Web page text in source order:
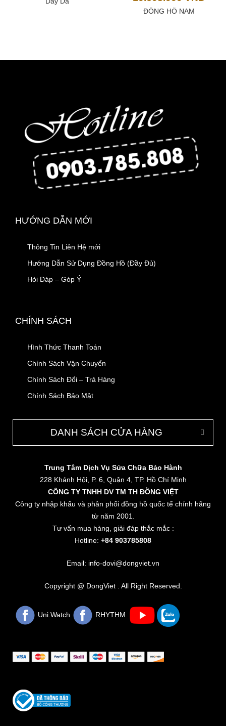
ĐỒNG HỒ NAM
HƯỚNG DẪN MỚI
Thông Tin Liên Hệ mới
Hướng Dẫn Sử Dụng Đồng Hồ (Đầy Đủ)
Hỏi Đáp – Góp Ý
CHÍNH SÁCH
Hình Thức Thanh Toán
Chính Sách Vận Chuyển
Chính Sách Đổi – Trả Hàng
Chính Sách Bảo Mật
DANH SÁCH CỬA HÀNG
Trung Tâm Dịch Vụ Sửa Chữa Bảo Hành
228 Khánh Hội, P. 6, Quận 4, TP. Hồ Chí Minh
CÔNG TY TNHH DV TM TH ĐỒNG VIỆT
Công ty nhập khẩu và phân phối đồng hồ quốc tế chính hãng
từ năm 2001.
Tư vấn mua hàng, giải đáp thắc mắc :
Hotline: +84 903785808
Email: info-dovi@dongviet.vn
Copyright @ DongViet . All Right Reserved.
Uni.Watch RHYTHM